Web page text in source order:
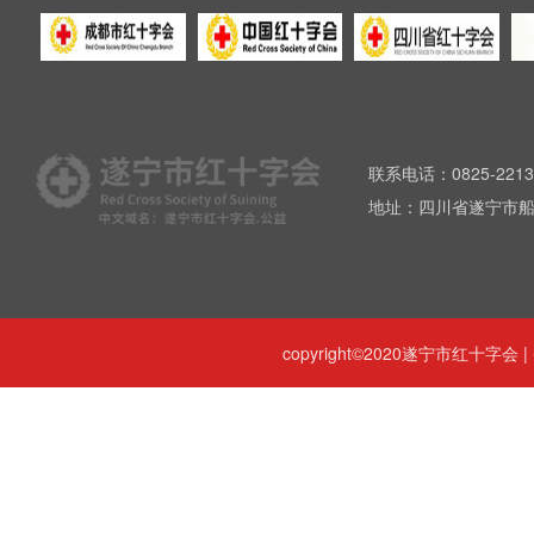
联系电话：0825-
地址：四川省遂宁市
copyright©2020遂宁市红十字会 |